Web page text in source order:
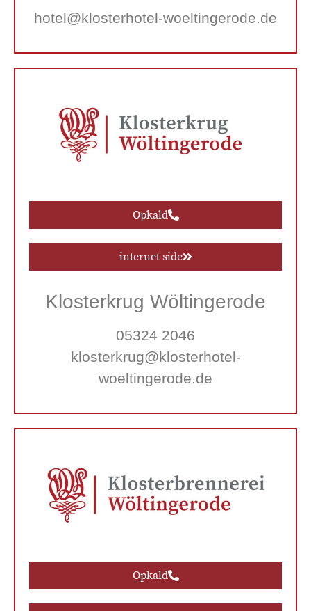
hotel@klosterhotel-woeltingerode.de
Opkald
internet side
Klosterkrug Wöltingerode
05324 2046
klosterkrug@klosterhotel-
woeltingerode.de
Opkald